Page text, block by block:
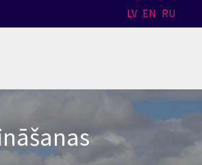
LV EN RU